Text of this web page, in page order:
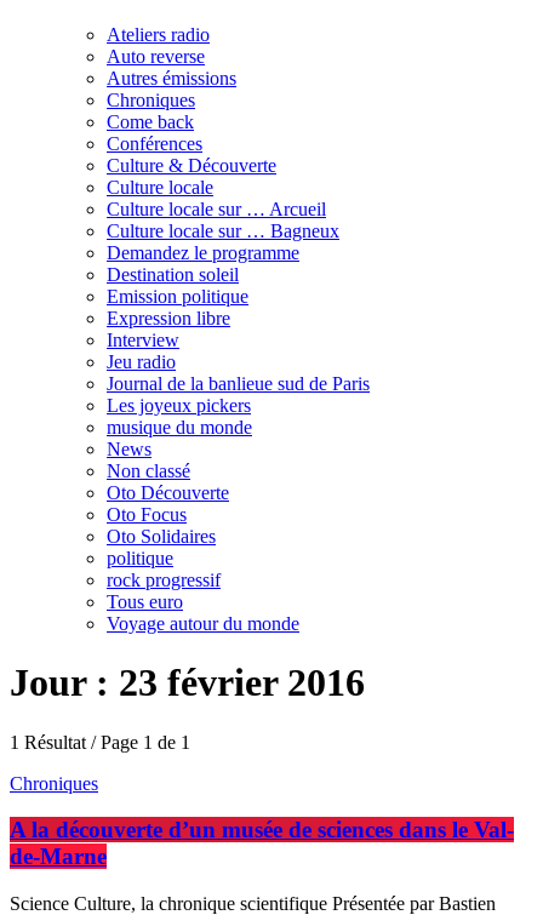
Ateliers radio
Auto reverse
Autres émissions
Chroniques
Come back
Conférences
Culture & Découverte
Culture locale
Culture locale sur … Arcueil
Culture locale sur … Bagneux
Demandez le programme
Destination soleil
Emission politique
Expression libre
Interview
Jeu radio
Journal de la banlieue sud de Paris
Les joyeux pickers
musique du monde
News
Non classé
Oto Découverte
Oto Focus
Oto Solidaires
politique
rock progressif
Tous euro
Voyage autour du monde
Jour : 23 février 2016
1 Résultat / Page 1 de 1
Chroniques
A la découverte d’un musée de sciences dans le Val-
de-Marne
Science Culture, la chronique scientifique Présentée par Bastien